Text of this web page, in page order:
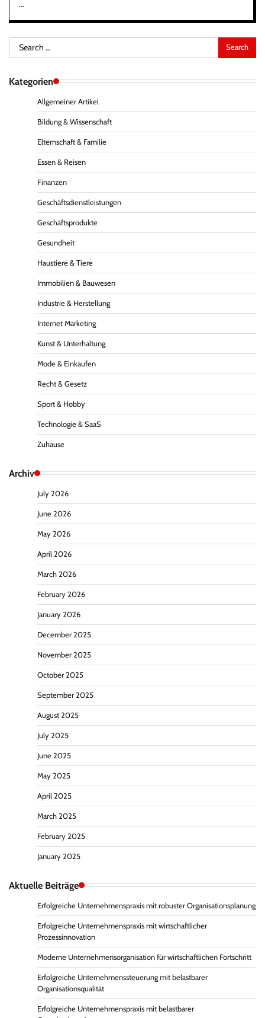
…
Search
for:
Kategorien
Allgemeiner Artikel
Bildung & Wissenschaft
Elternschaft & Familie
Essen & Reisen
Finanzen
Geschäftsdienstleistungen
Geschäftsprodukte
Gesundheit
Haustiere & Tiere
Immobilien & Bauwesen
Industrie & Herstellung
Internet Marketing
Kunst & Unterhaltung
Mode & Einkaufen
Recht & Gesetz
Sport & Hobby
Technologie & SaaS
Zuhause
Archiv
July 2026
June 2026
May 2026
April 2026
March 2026
February 2026
January 2026
December 2025
November 2025
October 2025
September 2025
August 2025
July 2025
June 2025
May 2025
April 2025
March 2025
February 2025
January 2025
Aktuelle Beiträge
Erfolgreiche Unternehmenspraxis mit robuster Organisationsplanung
Erfolgreiche Unternehmenspraxis mit wirtschaftlicher
Prozessinnovation
Moderne Unternehmensorganisation für wirtschaftlichen Fortschritt
Erfolgreiche Unternehmenssteuerung mit belastbarer
Organisationsqualität
Erfolgreiche Unternehmenspraxis mit belastbarer